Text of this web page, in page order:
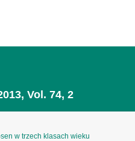
Vol. 74, 2
w trzech klasach wieku